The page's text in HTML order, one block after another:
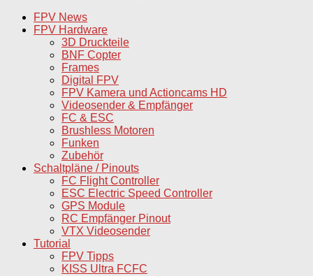
FPV News
FPV Hardware
3D Druckteile
BNF Copter
Frames
Digital FPV
FPV Kamera und Actioncams HD
Videosender & Empfänger
FC & ESC
Brushless Motoren
Funken
Zubehör
Schaltpläne / Pinouts
FC Flight Controller
ESC Electric Speed Controller
GPS Module
RC Empfänger Pinout
VTX Videosender
Tutorial
FPV Tipps
KISS Ultra FCFC